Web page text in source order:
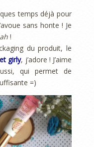
temps déjà pour
sans honte ! Je
!
du produit, le
girly, j’adore ! J’aime
qui permet de
=)